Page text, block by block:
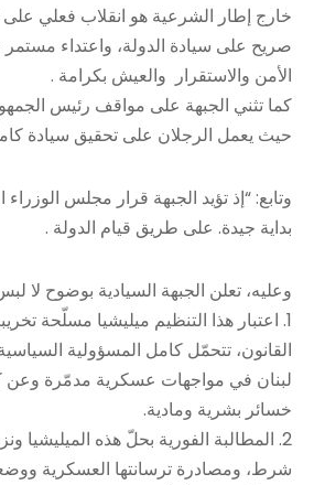
خارج إطار الشرعية هو انقلاب فعلي على
صريح على سيادة الدولة، واعتداء مستمر
الأمن والاستقرار والعيش بكرامة .
كما تثني الجبهة على مواقف رئيس
حيث يعمل الرجلان على تحقيق سيادة
وتابع: “إذ تؤيد الجبهة قرار مجلس الوزراء
بداية جيدة. على طريق قيام الدولة .
وعليه، تعلن الجبهة السيادية بوضوح لا
1. اعتبار هذا التنظيم ميليشيا مسلّحة
القانون، تتحمّل كامل المسؤولية
لبنان في مواجهات عسكرية مدمّرة وعن
خسائر بشرية ومادية.
2. المطالبة الفورية بحلّ هذه الميليشيا
شرط، ومصادرة ترسانتها العسكرية